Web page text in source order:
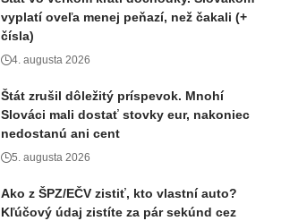
vyplatí oveľa menej peňazí, než čakali (+
čísla)
4. augusta 2026
Štát zrušil dôležitý príspevok. Mnohí
Slováci mali dostať stovky eur, nakoniec
nedostanú ani cent
5. augusta 2026
Ako z ŠPZ/EČV zistiť, kto vlastní auto?
Kľúčový údaj zistíte za pár sekúnd cez